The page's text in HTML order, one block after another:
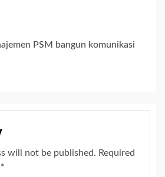
PSM bangun komunikasi
will not be published. Required
*